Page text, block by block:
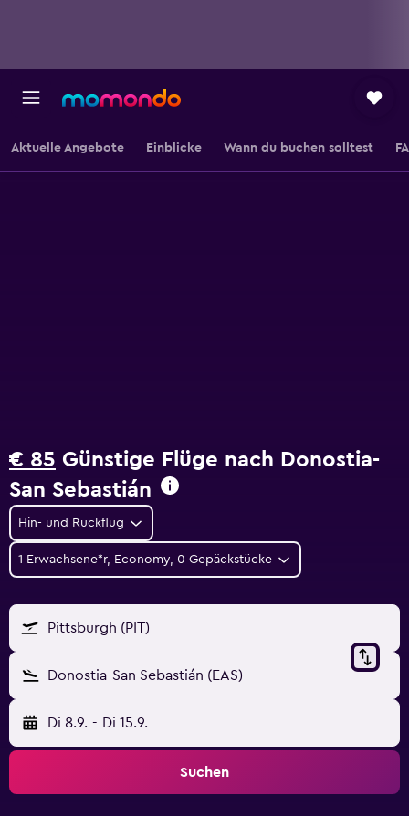
Aktuelle Angebote Einblicke Wann du buchen solltest
€ 85 Günstige Flüge nach Donostia-
San Sebastián
Hin- und Rückflug
1 Erwachsene*r, Economy, 0 Gepäckstücke
Pittsburgh (PIT)
Donostia-San Sebastián (EAS)
Di 8.9. - Di 15.9.
Suchen